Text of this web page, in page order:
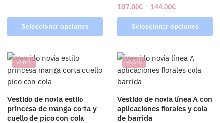
Seleccionar opciones
107.00€ – 144.00€
Seleccionar opciones
-20%
Vestido de novia estilo
princesa de manga corta y
cuello de pico con cola
-33%
Vestido de novia línea A con
aplicaciones florales y cola
de barrida